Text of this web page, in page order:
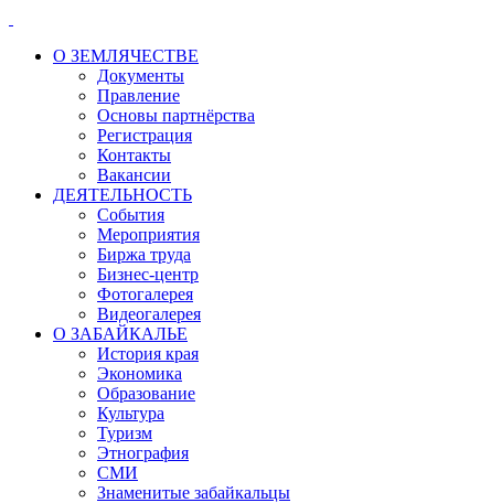
О ЗЕМЛЯЧЕСТВЕ
Документы
Правление
Основы партнёрства
Регистрация
Контакты
Вакансии
ДЕЯТЕЛЬНОСТЬ
События
Мероприятия
Биржа труда
Бизнес-центр
Фотогалерея
Видеогалерея
О ЗАБАЙКАЛЬЕ
История края
Экономика
Образование
Культура
Туризм
Этнография
СМИ
Знаменитые забайкальцы